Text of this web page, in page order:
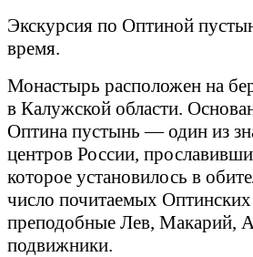
Экскурсия по Оптиной
время.
Монастырь расположен на
в Калужской области.
Оптина пустынь — один из
центров России,
которое установилось в
число почитаемых Оптинских
преподобные Лев, Макарий,
подвижники.